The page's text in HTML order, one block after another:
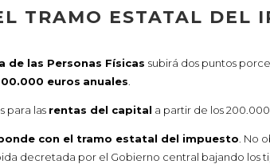
TRAMO ESTATAL DEL
de las Personas Físicassubirá dos puntos
euros anuales
para las rentas del capital a partir de los 200.000
con el tramo estatal del impuesto . No
decretada por el Gobierno central bajando los